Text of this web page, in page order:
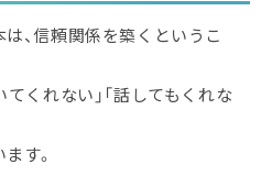
、信頼関係を築くというこ
てくれない」「話してもくれな
す。